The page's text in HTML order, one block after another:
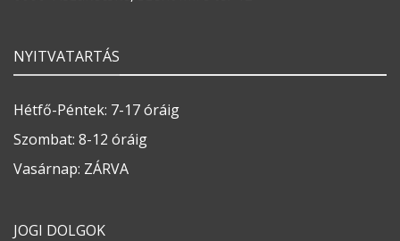
NYITVATARTÁS
Hétfő-Péntek: 7-17 óráig
Szombat: 8-12 óráig
Vasárnap: ZÁRVA
JOGI DOLGOK